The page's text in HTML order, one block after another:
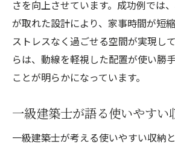
さを向上させています。成功例では
が取れた設計により、家事時間が短
ストレスなく過ごせる空間が実現し
らは、動線を軽視した配置が使い勝
ことが明らかになっています。
一級建築士が語る使いやすい
一級建築士が考える使いやすい収納